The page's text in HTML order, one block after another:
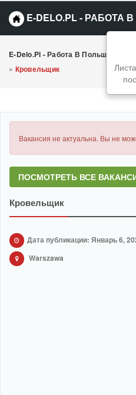
E-DELO.PL - РАБОТА
E-Delo.pl - Работа В Польше
» Кровельщик
Вакансия не актуальна. Вы не
ПОСМОТРЕТЬ ВСЕ
Кровельщик
Дата публикации: Январь 6,
Warszawa